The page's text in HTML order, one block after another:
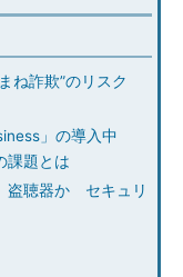
ね詐欺”のリスク
」の導入中
課題とは
盗聴器か セキュリ